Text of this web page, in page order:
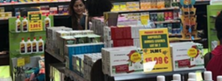
Manguiers
-
Elsie
Santé